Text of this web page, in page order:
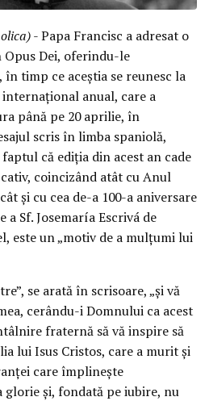
- Papa Francisc a adresat o
Dei, oferindu-le
timp ce aceștia se reunesc la
anual, care a
până pe 20 aprilie, în
scris în limba spaniolă,
că ediția din acest an cade
coincizând atât cu Anul
și cu cea de-a 100-a aniversare
Sf. Josemaría Escrivá de
este un „motiv de a mulțumi lui
se arată în scrisoare, „și vă
cerându-i Domnului ca acest
fraternă să vă inspire să
lui Isus Cristos, care a murit și
care împlinește
și, fondată pe iubire, nu